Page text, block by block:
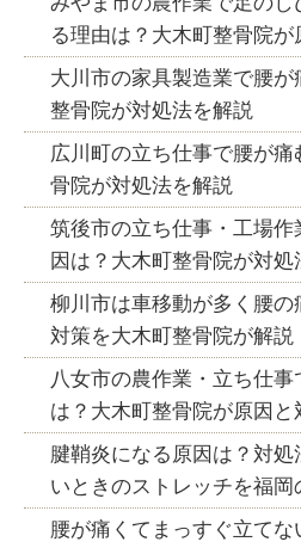
る理由は？大木町整骨院
大川市の家具製造業で腰が
整骨院が対処法を解説
広川町の立ち仕事で腰が
骨院が対処法を解説
筑後市の立ち仕事・工場
因は？大木町整骨院が対処
柳川市は車移動が多く腰の
対策を大木町整骨院が解説
八女市の農作業・立ち仕
は？大木町整骨院が原因と
腱鞘炎になる原因は？対処
いときのストレッチを福
腰が痛くてまっすぐ立てな